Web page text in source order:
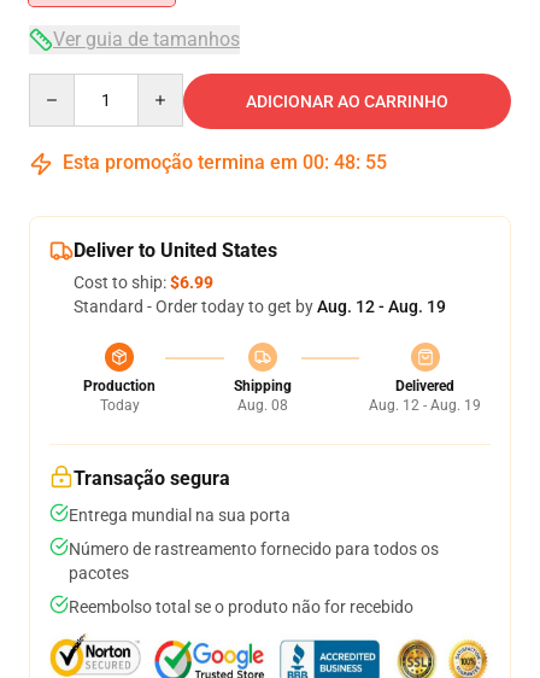
Ver guia de tamanhos
ADICIONAR AO CARRINHO
Esta promoção termina em 00: 48: 54
Deliver to United States
Cost to ship:$6.99
Standard - Order today to get byAug. 12 - Aug. 19
Production
Today
Shipping
Aug. 08
Delivered
Aug. 12 - Aug. 19
Transação segura
Entrega mundial na sua porta
Número de rastreamento fornecido para todos os
pacotes
Reembolso total se o produto não for recebido